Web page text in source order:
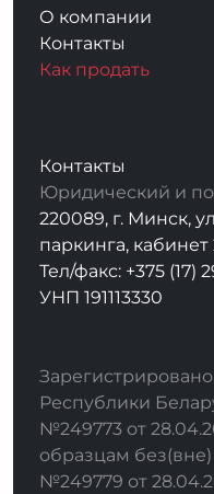
О компании
Контакты
Как продать
Контакты
Юридический и
220089, г. Минск,
паркинга, кабинет
Тел/факс: +375 (17)
УНП 191113330
Республики
№249773 от
образцам
№249779 от